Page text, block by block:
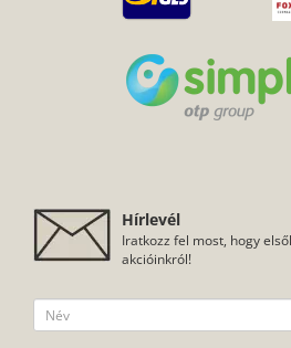
Hírlevél
Iratkozz fel most, hogy
akcióinkról!